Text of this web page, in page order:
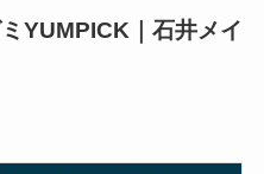
YUMPICK｜石井メイ